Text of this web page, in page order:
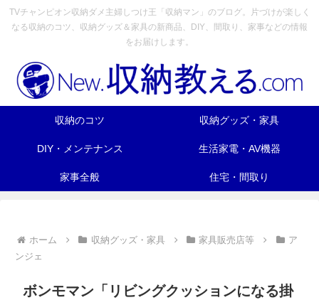
TVチャンピオン収納ダメ主婦しつけ王「収納マン」のブログ。片づけが楽しく
なる収納のコツ、収納グッズ＆家具の新商品、DIY、間取り、家事などの情報
をお届けします。
収納のコツ 収納グッズ・家具
DIY・メンテナンス 生活家電・AV機器
家事全般 住宅・間取り
ホーム 収納グッズ・家具 家具販売店等
ア
ンジェ
ボンモマン「リビングクッションになる掛